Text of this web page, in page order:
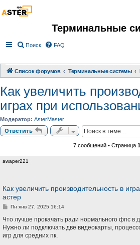
Терминальные
Поиск FAQ
Список форумов Терминальные системы
Как увеличить
играх при
Модератор: AsterMaster
Ответить
7 сообщений • Страница 1
awaper221
Как увеличить производительность в
астер
С
о
щ
е
Пн янв 27, 2025 16:14
Что лучше прокачать ради нормального фпс в
Нужно ли подключать две видеокарты,
игр для средних пк.